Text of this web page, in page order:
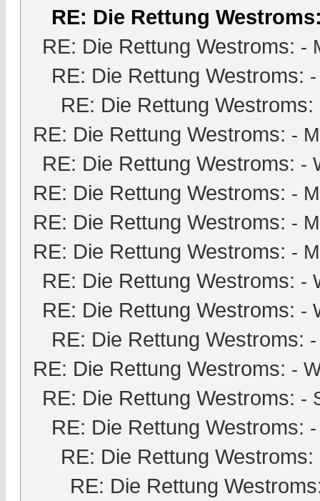
RE: Die Rettung
RE: Die Rettung Westroms: -
RE: Die Rettung Westroms:
RE: Die Rettung Westroms:
RE: Die Rettung Westroms: -
RE: Die Rettung Westroms: -
RE: Die Rettung Westroms: -
RE: Die Rettung Westroms: -
RE: Die Rettung Westroms: -
RE: Die Rettung Westroms: -
RE: Die Rettung Westroms: -
RE: Die Rettung Westroms:
RE: Die Rettung Westroms: -
RE: Die Rettung Westroms: -
RE: Die Rettung Westroms:
RE: Die Rettung Westroms:
RE: Die Rettung